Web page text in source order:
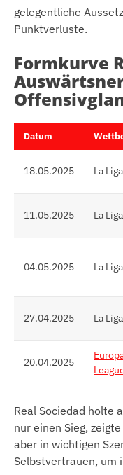
gelegentliche
Punktverluste.
Formkurve
Datum
18.05.2025 La Liga
11.05.2025 La Liga
04.05.2025 La Liga
27.04.2025 La Liga
20.04.2025
Real Sociedad holte
nur einen Sieg,
aber in wichtigen
Selbstvertrauen, um